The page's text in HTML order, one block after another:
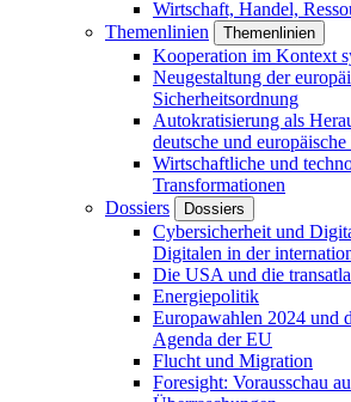
Wirtschaft, Handel,
Themenlinien
Themenlinien
Kooperation im Kontext
Neugestaltung der
Sicherheitsordnung
Autokratisierung als
deutsche und
Wirtschaftliche und
Transformationen
Dossiers
Dossiers
Cybersicherheit und
Digitalen in der
Die USA und die
Energiepolitik
Europawahlen 2024 und
Agenda der EU
Flucht und Migration
Foresight: Vorausschau